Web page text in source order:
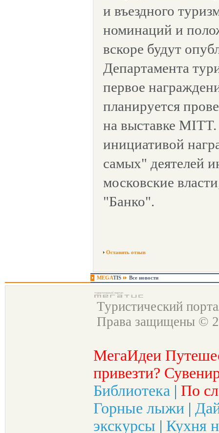
и въездного
номинаций и
вскоре будут
Департамента
первое
планируется
на выставке
инициативой
самых" деятелей
московские
"Банко".
Оставить отзыв
MEGATIS Все новости
Туристический
Права защищены ©
МегаИдеи
привезти?
Библиотека | По
Горные лыжи |
экскурсы | Кухня